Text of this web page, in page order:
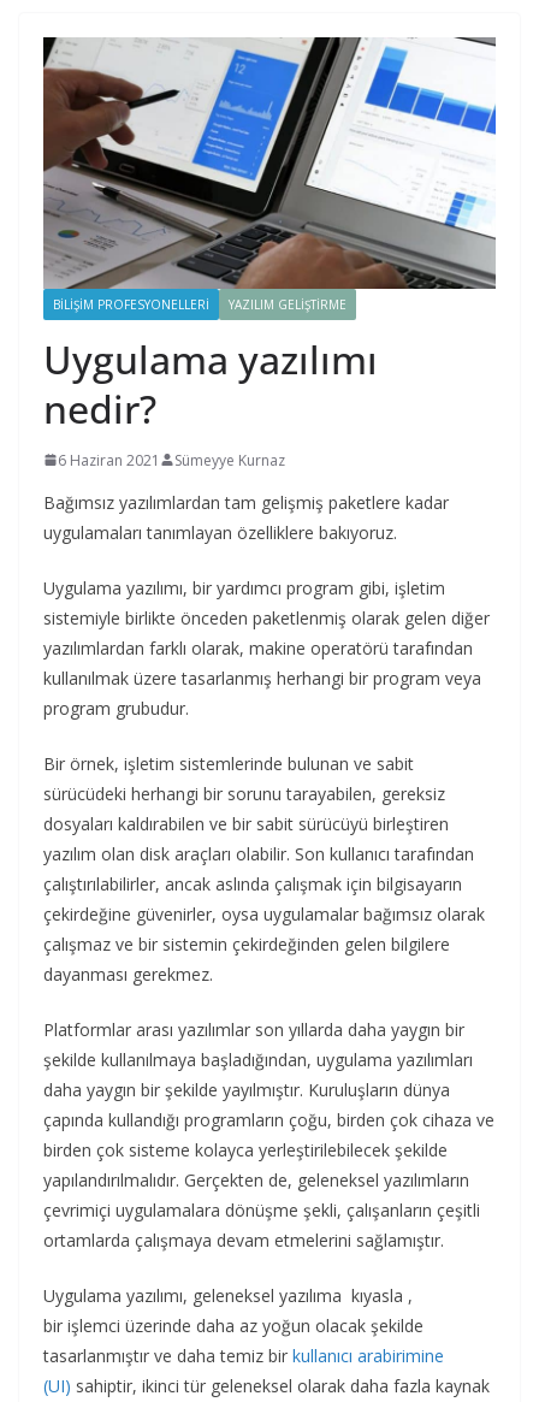
BILIŞIM PROFESYONELLERI YAZILIM GELIŞTIRME
Uygulama yazılımı
nedir?
6 Haziran 2021 Sümeyye Kurnaz
Bağımsız yazılımlardan tam gelişmiş paketlere kadar
uygulamaları tanımlayan özelliklere bakıyoruz.
Uygulama yazılımı, bir yardımcı program gibi, işletim
sistemiyle birlikte önceden paketlenmiş olarak gelen diğer
yazılımlardan farklı olarak, makine operatörü tarafından
kullanılmak üzere tasarlanmış herhangi bir program veya
program grubudur.
Bir örnek, işletim sistemlerinde bulunan ve sabit
sürücüdeki herhangi bir sorunu tarayabilen, gereksiz
dosyaları kaldırabilen ve bir sabit sürücüyü birleştiren
yazılım olan disk araçları olabilir. Son kullanıcı tarafından
çalıştırılabilirler, ancak aslında çalışmak için bilgisayarın
çekirdeğine güvenirler, oysa uygulamalar bağımsız olarak
çalışmaz ve bir sistemin çekirdeğinden gelen bilgilere
dayanması gerekmez.
Platformlar arası yazılımlar son yıllarda daha yaygın bir
şekilde kullanılmaya başladığından, uygulama yazılımları
daha yaygın bir şekilde yayılmıştır. Kuruluşların dünya
çapında kullandığı programların çoğu, birden çok cihaza ve
birden çok sisteme kolayca yerleştirilebilecek şekilde
yapılandırılmalıdır. Gerçekten de, geleneksel yazılımların
çevrimiçi uygulamalara dönüşme şekli, çalışanların çeşitli
ortamlarda çalışmaya devam etmelerini sağlamıştır.
Uygulama yazılımı, geleneksel yazılıma kıyasla ,
bir işlemci üzerinde daha az yoğun olacak şekilde
tasarlanmıştır ve daha temiz bir kullanıcı arabirimine
(UI) sahiptir, ikinci tür geleneksel olarak daha fazla kaynak